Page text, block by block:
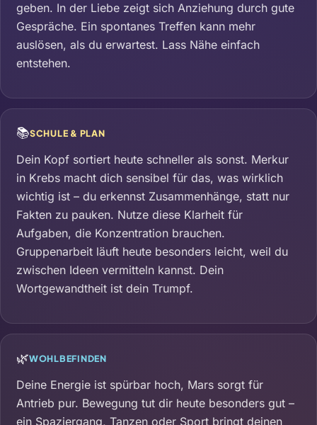
geben. In der Liebe zeigt sich Anziehung durch gute
Gespräche. Ein spontanes Treffen kann mehr
auslösen, als du erwartest. Lass Nähe einfach
entstehen.
📚SCHULE & PLAN
Dein Kopf sortiert heute schneller als sonst. Merkur
in Krebs macht dich sensibel für das, was wirklich
wichtig ist – du erkennst Zusammenhänge, statt nur
Fakten zu pauken. Nutze diese Klarheit für
Aufgaben, die Konzentration brauchen.
Gruppenarbeit läuft heute besonders leicht, weil du
zwischen Ideen vermitteln kannst. Dein
Wortgewandtheit ist dein Trumpf.
🌿WOHLBEFINDEN
Deine Energie ist spürbar hoch, Mars sorgt für
Antrieb pur. Bewegung tut dir heute besonders gut –
ein Spaziergang, Tanzen oder Sport bringt deinen